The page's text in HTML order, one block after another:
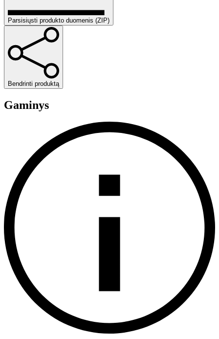
Parsisiųsti produkto duomenis (ZIP)
Bendrinti produktą
Gaminys